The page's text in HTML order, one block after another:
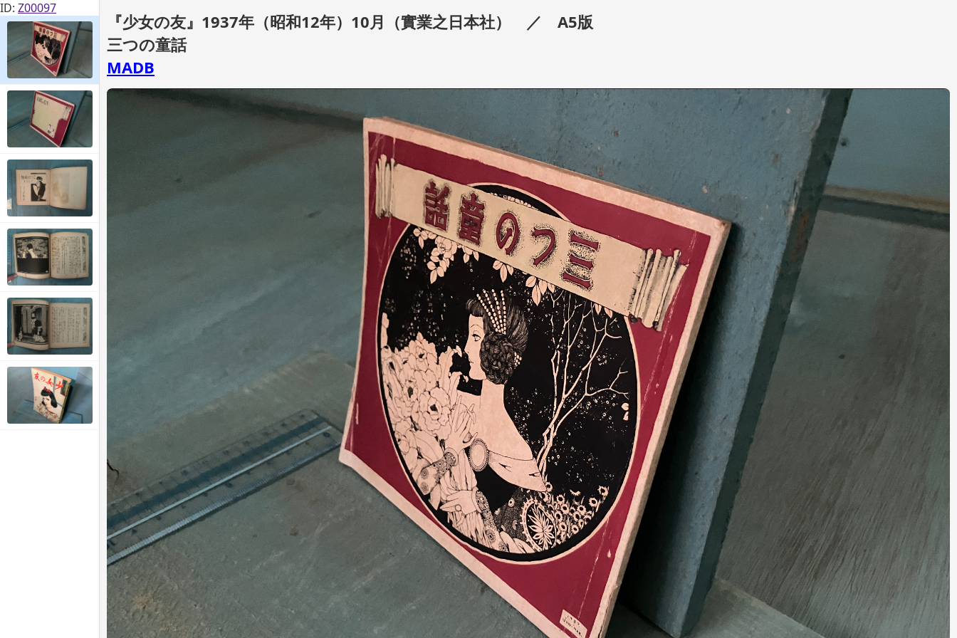
ID: Z00097
『少女の友』1937年（昭和12年）10月（實業之日本社） ／ A5版
三つの童話
MADB